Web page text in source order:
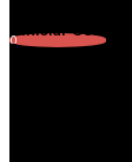
Iniciar Sesión
0